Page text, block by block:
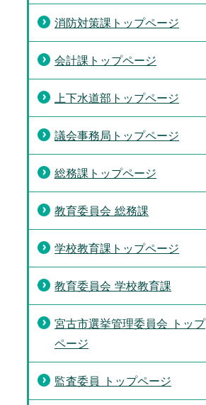
消防対策課トップページ
会計課トップページ
上下水道部トップページ
議会事務局トップページ
総務課トップページ
教育委員会 総務課
学校教育課トップページ
教育委員会 学校教育課
宮古市選挙管理委員会 トップ
ページ
監査委員 トップページ